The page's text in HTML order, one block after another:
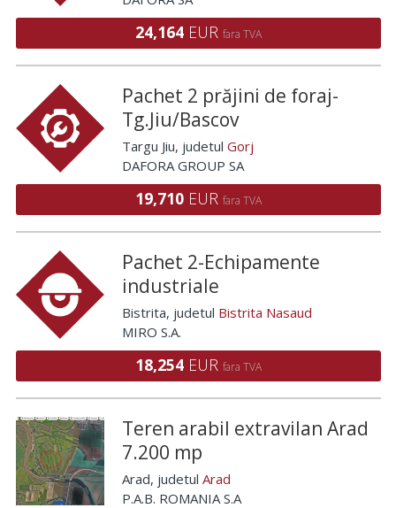
24,164 EUR fara TVA
Pachet 2 prăjini de foraj-
Tg.Jiu/Bascov
Targu Jiu, judetul Gorj
DAFORA GROUP SA
19,710 EUR fara TVA
Pachet 2-Echipamente
industriale
Bistrita, judetul Bistrita Nasaud
MIRO S.A.
18,254 EUR fara TVA
Teren arabil extravilan Arad
7.200 mp
Arad, judetul Arad
P.A.B. ROMANIA S.A